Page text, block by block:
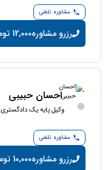
مشاوره تلفنی
رزرو مشاوره12,000 تومان/دقیقه
احسان حبیبی
وکیل پایه یک دادگستری
مشاوره تلفنی
رزرو مشاوره10,000 تومان/دقیقه